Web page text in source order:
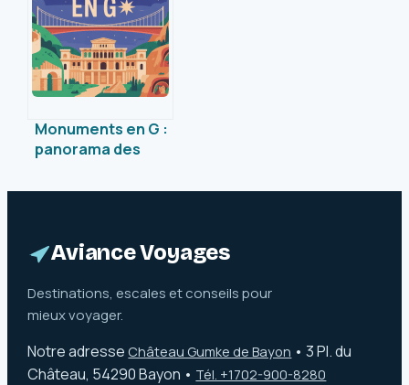
Monuments en G :
panorama des
emblématiques
Aviance Voyages
Destinations, escales et conseils pour
mieux voyager.
Notre adresse Château Gumke de Bayon •3 Pl. du
Château, 54290 Bayon • Tél. +1702-900-8280